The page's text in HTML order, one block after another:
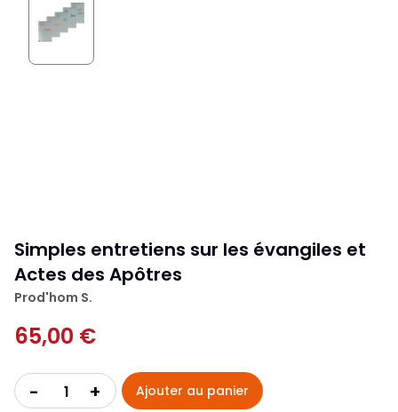
Simples entretiens sur les évangiles et
Actes des Apôtres
Prod'hom S.
65,00 €
- + Ajouter au panier